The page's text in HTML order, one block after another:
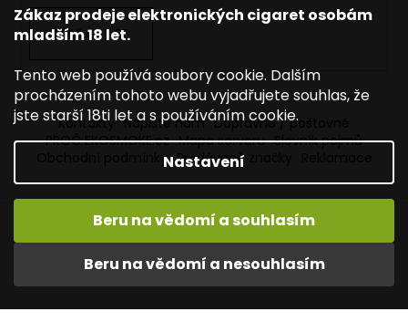
Zákaz prodeje elektronických cigaret osobám
mladším 18 let.
Tento web používá soubory cookie. Dalším
procházením tohoto webu vyjadřujete souhlas, že
jste starší 18ti let a s používáním cookie.
Nastavení
Beru na vědomí a nesouhlasím
Beru na vědomí a souhlasím
PŘIHLÁSIT SE
Kontakty Napište nám Dopravné / poštovné
PROČ EKOSMOKE.cz Mapa serveru Slovník pojmů
Obchodní podmínky Prodávané značky
Vytvořil Shoptet
Copyright 2026EKOSMOKE - Specialista na e-cigarety.
Všechna práva vyhrazena. Upravit nastavení cookies